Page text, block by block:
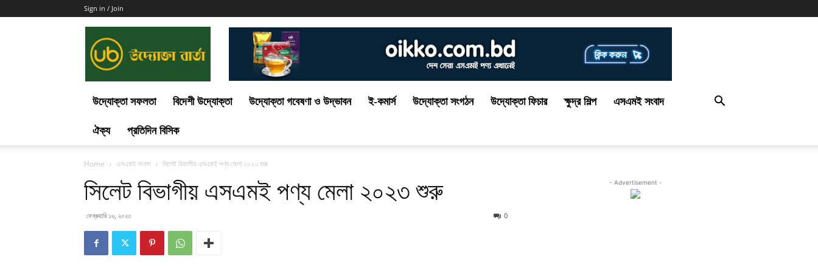
Sign in / Join
উদ্যোক্তা সফলতা বিদেশী উদ্যোক্তা উদ্যোক্তা গবেষণা ও উদ্ভাবন ই-কমার্স উদ্যোক্তা সংগঠন উদ্যোক্তা ফিচার ক্ষুদ্র শিল্প এসএমই সংবাদ
ঐক্য প্রতিদিন বিসিক
Home এসএমই সংবাদ সিলেট বিভাগীয় এসএমই পণ্য মেলা ২০২৩ শুরু
সিলেট বিভাগীয় এসএমই পণ্য মেলা ২০২৩ শুরু
ফেব্রুয়ারি ১৬, ২০২৩ 0
- Advertisement -